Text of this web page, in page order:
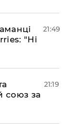
"Ні
21:49
союз за
21:19